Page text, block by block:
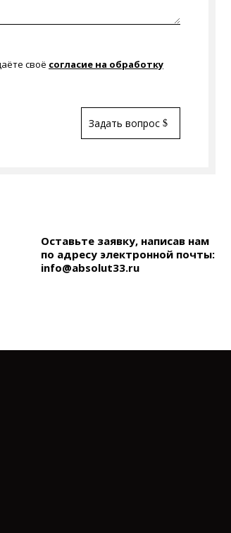
своё согласие на обработку
Задать вопрос
Оставьте заявку, написав нам
по адресу электронной почты:
info@absolut33.ru